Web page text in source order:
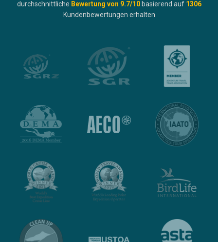
durchschnittliche Bewertung von 9.7/10 basierend auf 1306
Kundenbewertungen erhalten